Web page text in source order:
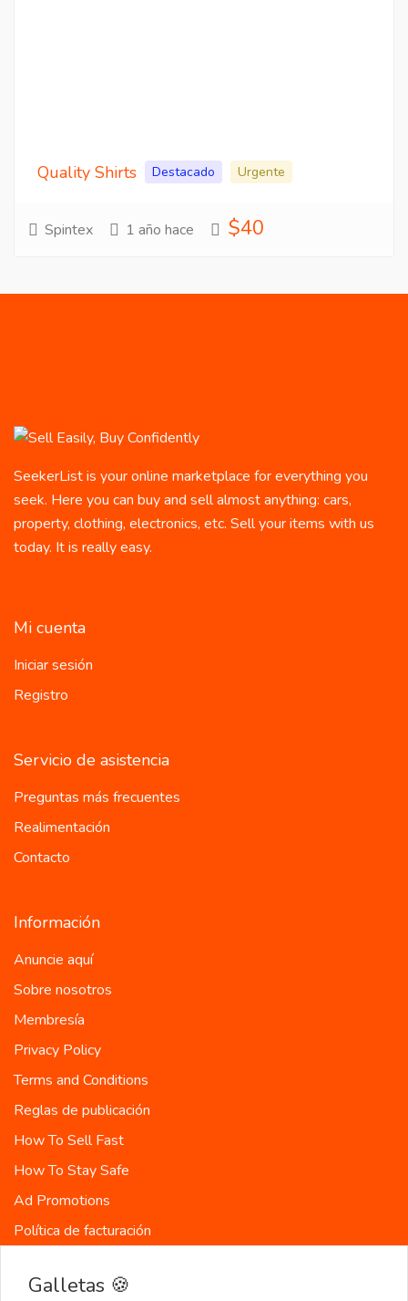
Quality Shirts Destacado Urgente
Spintex 1 año hace $40
SeekerList is your online marketplace for everything you
seek. Here you can buy and sell almost anything: cars,
property, clothing, electronics, etc. Sell your items with us
today. It is really easy.
Mi cuenta
Iniciar sesión
Registro
Servicio de asistencia
Preguntas más frecuentes
Realimentación
Contacto
Información
Anuncie aquí
Sobre nosotros
Membresía
Privacy Policy
Terms and Conditions
Reglas de publicación
How To Sell Fast
How To Stay Safe
Ad Promotions
Política de facturación
Mapa del sitio
Galletas 🍪